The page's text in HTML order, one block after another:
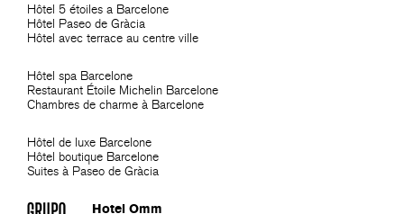
Hôtel 5 étoiles a Barcelone
Hôtel Paseo de Gràcia
Hôtel avec terrace au centre ville
Hôtel spa Barcelone
Restaurant Étoile Michelin Barcelone
Chambres de charme à Barcelone
Hôtel de luxe Barcelone
Hôtel boutique Barcelone
Suites à Paseo de Gràcia
Hotel Omm